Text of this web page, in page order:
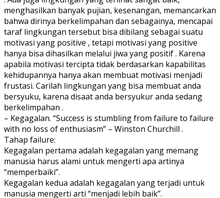
menghasilkan banyak pujian, kesenangan, memancarkan
bahwa dirinya berkelimpahan dan sebagainya, mencapai
taraf lingkungan tersebut bisa dibilang sebagai suatu
motivasi yang positive , tetapi motivasi yang positive
hanya bisa dihasilkan melalui jiwa yang positif . Karena
apabila motivasi tercipta tidak berdasarkan kapabilitas
kehidupannya hanya akan membuat motivasi menjadi
frustasi. Carilah lingkungan yang bisa membuat anda
bersyuku, karena disaat anda bersyukur anda sedang
berkelimpahan .
– Kegagalan. “Success is stumbling from failure to failure
with no loss of enthusiasm” – Winston Churchill .
Tahap failure:
Kegagalan pertama adalah kegagalan yang memang
manusia harus alami untuk mengerti apa artinya
“memperbaiki”.
Kegagalan kedua adalah kegagalan yang terjadi untuk
manusia mengerti arti “menjadi lebih baik”.